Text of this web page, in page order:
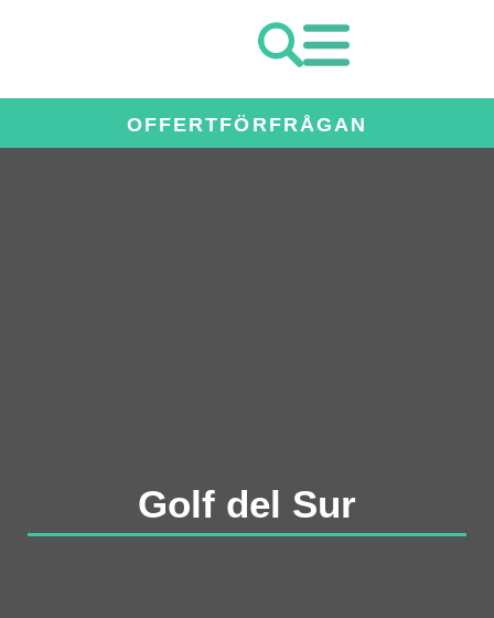
OFFERTFÖRFRÅGAN
Golf del Sur